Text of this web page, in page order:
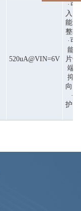
520uA@VIN=6V
·可
入
能力
整输
·可
能
片
端·
抑
向
·
护，